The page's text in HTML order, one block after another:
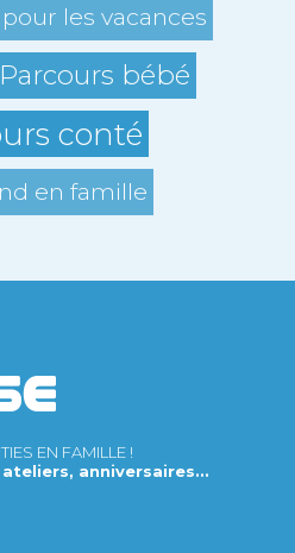
les vacances
Parcours bébé
conté
en famille
EN FAMILLE !
anniversaires...